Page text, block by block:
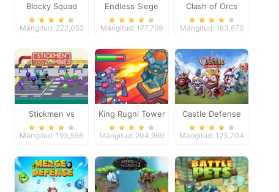
Blocky Squad
Mängitud: 222,052
Endless Siege
Mängitud: 177,769
Clash of Orcs
Mängitud: 183,870
Stickmen vs
Zombies
Mängitud: 193,556
King Rugni Tower
Defense
Mängitud: 204,969
Castle Defense
Mängitud: 123,704